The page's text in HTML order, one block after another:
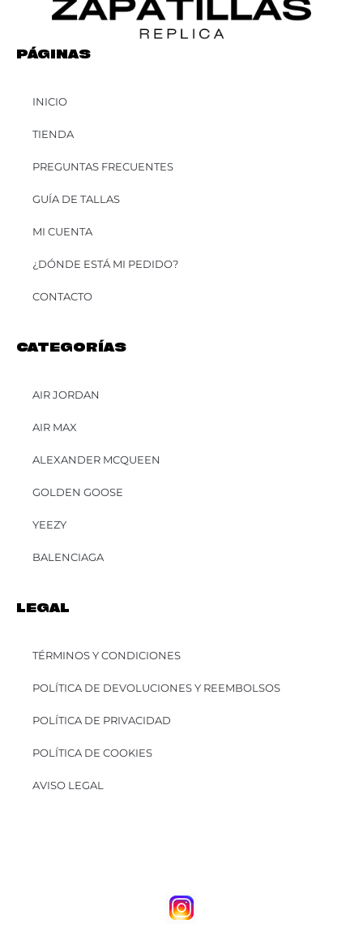
PÁGINAS
INICIO
TIENDA
PREGUNTAS FRECUENTES
GUÍA DE TALLAS
MI CUENTA
¿DÓNDE ESTÁ MI PEDIDO?
CONTACTO
CATEGORÍAS
AIR JORDAN
AIR MAX
ALEXANDER MCQUEEN
GOLDEN GOOSE
YEEZY
BALENCIAGA
LEGAL
TÉRMINOS Y CONDICIONES
POLÍTICA DE DEVOLUCIONES Y REEMBOLSOS
POLÍTICA DE PRIVACIDAD
POLÍTICA DE COOKIES
AVISO LEGAL